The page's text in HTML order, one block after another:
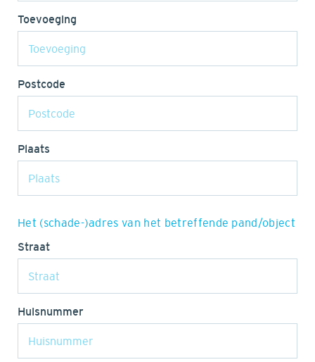
Toevoeging
Postcode
Plaats
Het (schade-)adres van het betreffende pand/object
Straat
Huisnummer